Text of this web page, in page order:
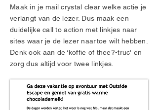
Maak in je mail crystal clear welke actie je
verlangt van de lezer. Dus maak een
duidelijke call to action met linkjes naar
sites waar je de lezer naartoe wilt hebben.
Denk ook aan de ‘koffie of thee?-truc' en
zorg dus altijd voor twee linkjes.